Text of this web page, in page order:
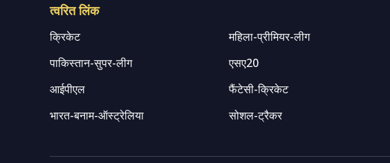
त्वरित लिंक
क्रिकेट महिला-प्रीमियर-लीग
पाकिस्तान-सुपर-लीग
एसए20
आईपीएल
फैंटेसी-क्रिकेट
भारत-बनाम-ऑस्ट्रेलिया
सोशल-ट्रैकर